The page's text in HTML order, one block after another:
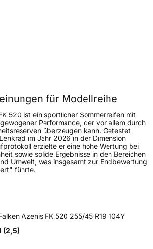
300 km/h
kg
FK 520
für Modellreihe
520 ist ein sportlicher Sommerreifen mit
Performance, der vor allem durch
überzeugen kann. Getestet
im Jahr 2026 in der Dimension
erzielte er eine hohe Wertung bei
sowie solide Ergebnisse in den Bereichen
Umwelt, was insgesamt zur Endbewertung
führte.
Azenis FK 520 255/45 R19 104Y
(2,5)